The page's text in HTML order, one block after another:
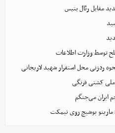
ردزنی محل استقرار شهید لاریجانی
کشتی فرنگی
ایران می‌جنگم
بوشیچ روی نیمکت